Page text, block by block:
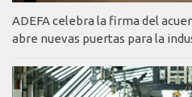
ADEFA celebra la firma del
abre nuevas puertas para la